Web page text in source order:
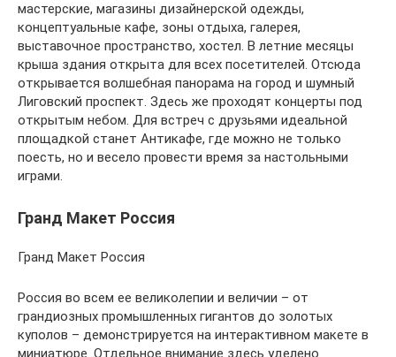
мастерские, магазины дизайнерской одежды,
концептуальные кафе, зоны отдыха, галерея,
выставочное пространство, хостел. В летние месяцы
крыша здания открыта для всех посетителей. Отсюда
открывается волшебная панорама на город и шумный
Лиговский проспект. Здесь же проходят концерты под
открытым небом. Для встреч с друзьями идеальной
площадкой станет Антикафе, где можно не только
поесть, но и весело провести время за настольными
играми.
Гранд Макет Россия
Гранд Макет Россия
Россия во всем ее великолепии и величии – от
грандиозных промышленных гигантов до золотых
куполов – демонстрируется на интерактивном макете в
миниатюре. Отдельное внимание здесь уделено